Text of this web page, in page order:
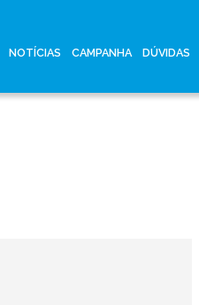
NOTÍCIAS CAMPANHA DÚVIDAS